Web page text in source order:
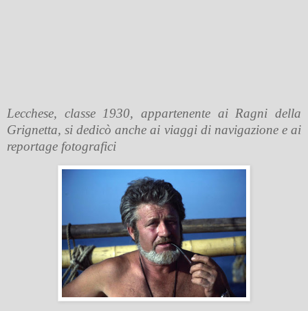
Lecchese, classe 1930, appartenente ai Ragni della
Grignetta, si dedicò anche ai viaggi di navigazione e ai
reportage fotografici